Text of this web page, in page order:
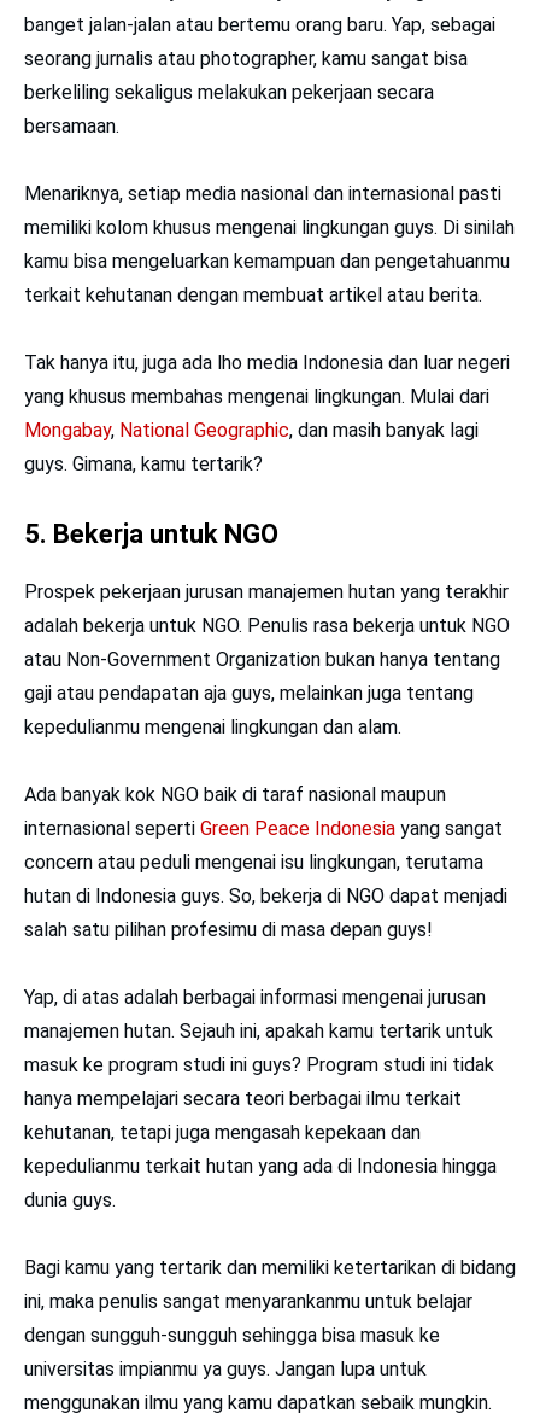
banget jalan-jalan atau bertemu orang baru. Yap, sebagai
seorang jurnalis atau photographer, kamu sangat bisa
berkeliling sekaligus melakukan pekerjaan secara
bersamaan.
Menariknya, setiap media nasional dan internasional pasti
memiliki kolom khusus mengenai lingkungan guys. Di sinilah
kamu bisa mengeluarkan kemampuan dan pengetahuanmu
terkait kehutanan dengan membuat artikel atau berita.
Tak hanya itu, juga ada lho media Indonesia dan luar negeri
yang khusus membahas mengenai lingkungan. Mulai dari
Mongabay, National Geographic, dan masih banyak lagi
guys. Gimana, kamu tertarik?
5. Bekerja untuk NGO
Prospek pekerjaan jurusan manajemen hutan yang terakhir
adalah bekerja untuk NGO. Penulis rasa bekerja untuk NGO
atau Non-Government Organization bukan hanya tentang
gaji atau pendapatan aja guys, melainkan juga tentang
kepedulianmu mengenai lingkungan dan alam.
Ada banyak kok NGO baik di taraf nasional maupun
internasional seperti Green Peace Indonesia yang sangat
concern atau peduli mengenai isu lingkungan, terutama
hutan di Indonesia guys. So, bekerja di NGO dapat menjadi
salah satu pilihan profesimu di masa depan guys!
Yap, di atas adalah berbagai informasi mengenai jurusan
manajemen hutan. Sejauh ini, apakah kamu tertarik untuk
masuk ke program studi ini guys? Program studi ini tidak
hanya mempelajari secara teori berbagai ilmu terkait
kehutanan, tetapi juga mengasah kepekaan dan
kepedulianmu terkait hutan yang ada di Indonesia hingga
dunia guys.
Bagi kamu yang tertarik dan memiliki ketertarikan di bidang
ini, maka penulis sangat menyarankanmu untuk belajar
dengan sungguh-sungguh sehingga bisa masuk ke
universitas impianmu ya guys. Jangan lupa untuk
menggunakan ilmu yang kamu dapatkan sebaik mungkin.